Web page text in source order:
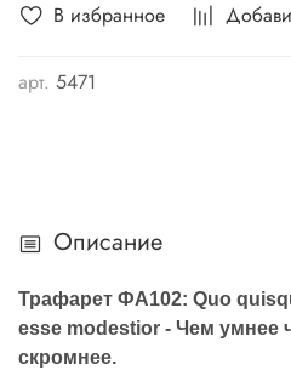
В избранное
арт. 5471
Описание
Трафарет ФА102: Quo
esse modestior - Чем умнее
скромнее.